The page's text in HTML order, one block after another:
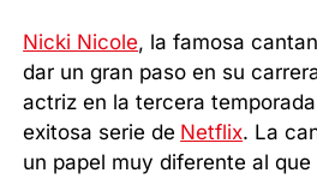
Nicki Nicole, la famosa
dar un gran paso en su
actriz en la tercera
exitosa serie de Netflix. La
un papel muy diferente al